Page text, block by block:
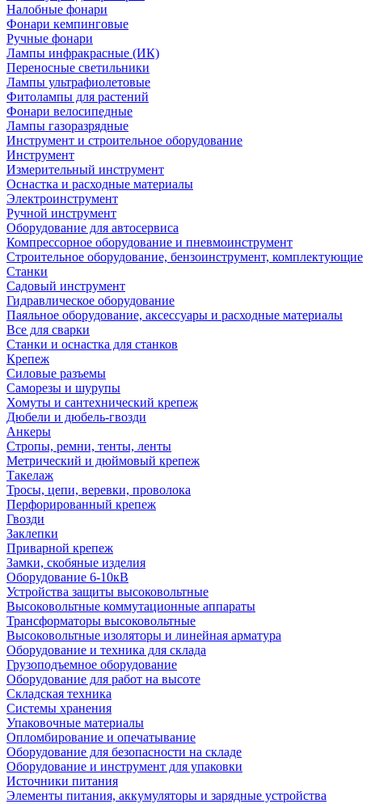
Налобные фонари
Фонари кемпинговые
Ручные фонари
Лампы инфракрасные (ИК)
Переносные светильники
Лампы ультрафиолетовые
Фитолампы для растений
Фонари велосипедные
Лампы газоразрядные
Инструмент и строительное оборудование
Инструмент
Измерительный инструмент
Оснастка и расходные материалы
Электроинструмент
Ручной инструмент
Оборудование для автосервиса
Компрессорное оборудование и пневмоинструмент
Строительное оборудование, бензоинструмент, комплектующие
Станки
Садовый инструмент
Гидравлическое оборудование
Паяльное оборудование, аксессуары и расходные материалы
Все для сварки
Станки и оснастка для станков
Крепеж
Силовые разъемы
Саморезы и шурупы
Хомуты и сантехнический крепеж
Дюбели и дюбель-гвозди
Анкеры
Стропы, ремни, тенты, ленты
Метрический и дюймовый крепеж
Такелаж
Тросы, цепи, веревки, проволока
Перфорированный крепеж
Гвозди
Заклепки
Приварной крепеж
Замки, скобяные изделия
Оборудование 6-10кВ
Устройства защиты высоковольтные
Высоковольтные коммутационные аппараты
Трансформаторы высоковольтные
Высоковольтные изоляторы и линейная арматура
Оборудование и техника для склада
Грузоподъемное оборудование
Оборудование для работ на высоте
Складская техника
Системы хранения
Упаковочные материалы
Опломбирование и опечатывание
Оборудование для безопасности на складе
Оборудование и инструмент для упаковки
Источники питания
Элементы питания, аккумуляторы и зарядные устройства